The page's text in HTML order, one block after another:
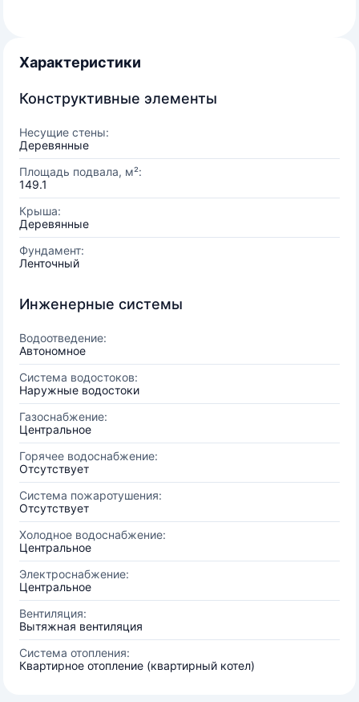
Характеристики
Конструктивные элементы
Несущие стены:
Деревянные
Площадь подвала, м²:
149.1
Крыша:
Деревянные
Фундамент:
Ленточный
Инженерные системы
Водоотведение:
Автономное
Система водостоков:
Наружные водостоки
Газоснабжение:
Центральное
Горячее водоснабжение:
Отсутствует
Система пожаротушения:
Отсутствует
Холодное водоснабжение:
Центральное
Электроснабжение:
Центральное
Вентиляция:
Вытяжная вентиляция
Система отопления:
Квартирное отопление (квартирный котел)